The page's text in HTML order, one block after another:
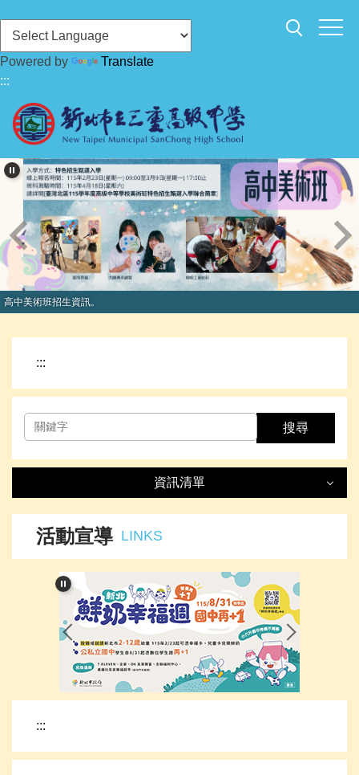
到
主
要
內
容
區
Powered by
Translate
:::
高中美術班招生資訊。
:::
搜尋
資訊清單
資訊清單 LIST
最新消息
處室簡介
榮譽事項
下載專區
網路資源
活動宣導 LINKS
:::